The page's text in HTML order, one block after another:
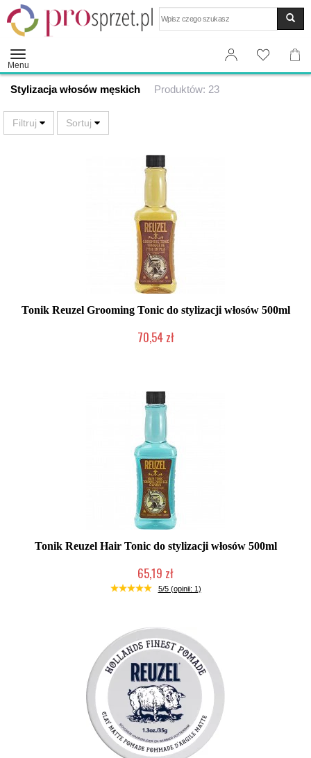
Menu
Stylizacja włosów męskich Produktów: 23
Tonik Reuzel Grooming Tonic do stylizacji włosów 500ml
70,54 zł
Tonik Reuzel Hair Tonic do stylizacji włosów 500ml
65,19 zł
Duża ilość (wysyłka w 24h)
5/5 (opinii: 1)